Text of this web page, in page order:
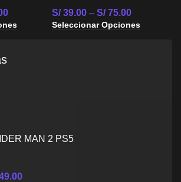
S/39.00 – S/75.00
Seleccionar Opciones
MAN 2 PS5